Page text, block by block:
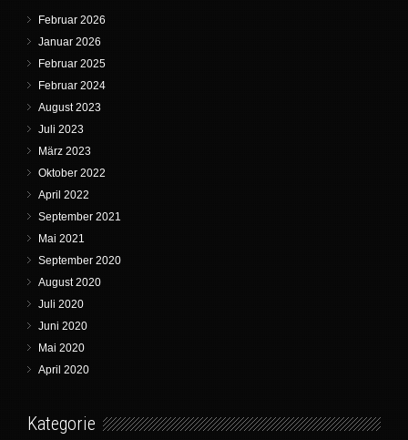
Februar 2026
Januar 2026
Februar 2025
Februar 2024
August 2023
Juli 2023
März 2023
Oktober 2022
April 2022
September 2021
Mai 2021
September 2020
August 2020
Juli 2020
Juni 2020
Mai 2020
April 2020
Kategorie